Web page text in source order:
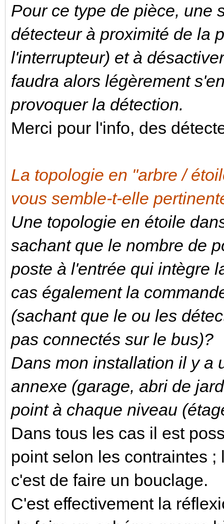
Pour ce type de pièce, une
détecteur à proximité de la
l'interrupteur) et à
faudra alors légèrement
provoquer la détection.
Merci pour l'info, des
La topologie en "arbre /
vous semble-t-elle
Une topologie en étoile
sachant que le nombre de
poste à l'entrée qui intègre
cas également la
(sachant que le ou les
pas connectés sur le bus)?
Dans mon installation il y a
annexe (garage, abri de
point à chaque niveau
Dans tous les cas il est
point selon les contraintes
c'est de faire un bouclage.
C'est effectivement la